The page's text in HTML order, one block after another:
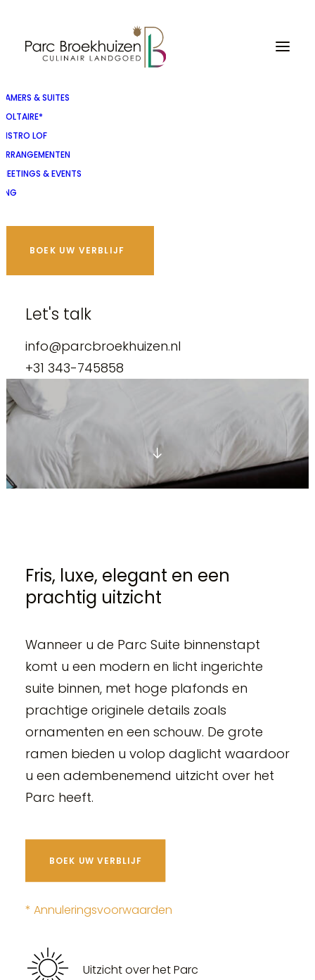
KAMERS & SUITES
VOLTAIRE*
BISTRO LOF
ARRANGEMENTEN
MEETINGS & EVENTS
ENG
BOEK UW VERBLIJF
Let's talk
info@parcbroekhuizen.nl
+31 343-745858
Fris, luxe, elegant en een
prachtig uitzicht
Wanneer u de Parc Suite binnenstapt
komt u een modern en licht ingerichte
suite binnen, met hoge plafonds en
prachtige originele details zoals
ornamenten en een schouw. De grote
ramen bieden u volop daglicht waardoor
u een adembenemend uitzicht over het
Parc heeft.
BOEK UW VERBLIJF
* Annuleringsvoorwaarden
Uitzicht over het Parc